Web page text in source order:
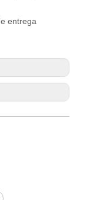
entrega